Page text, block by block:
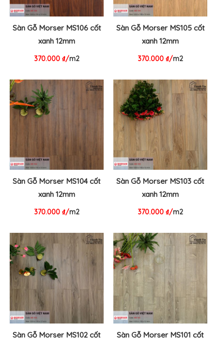
Sàn Gỗ Morser MS106 cốt
xanh 12mm
370.000 ₫/m2
Sàn Gỗ Morser MS105 cốt
xanh 12mm
370.000 ₫/m2
Sàn Gỗ Morser MS104 cốt
xanh 12mm
370.000 ₫/m2
Sàn Gỗ Morser MS103 cốt
xanh 12mm
370.000 ₫/m2
Sàn Gỗ Morser MS102 cốt Sàn Gỗ Morser MS101 cốt